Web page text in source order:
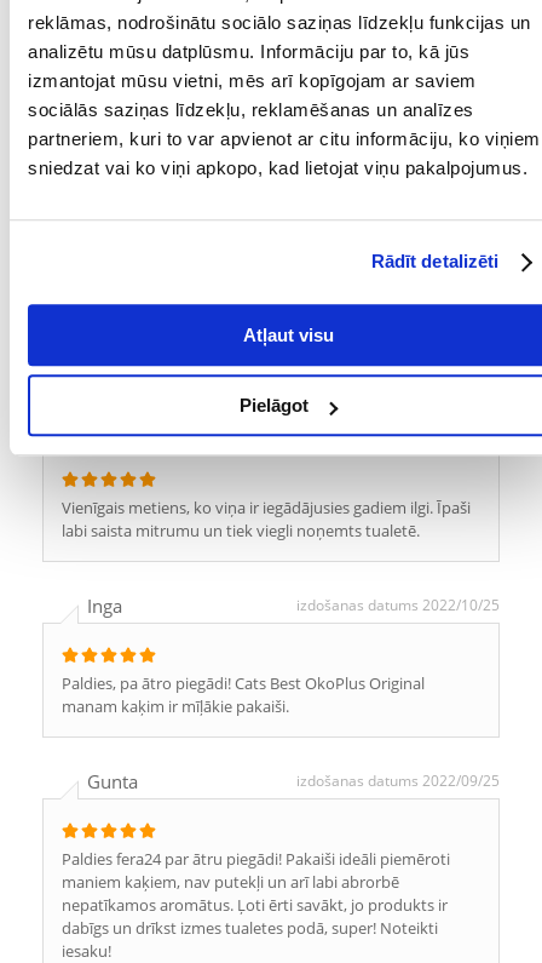
reklāmas, nodrošinātu sociālo saziņas līdzekļu funkcijas un
analizētu mūsu datplūsmu. Informāciju par to, kā jūs
izmantojat mūsu vietni, mēs arī kopīgojam ar saviem
sociālās saziņas līdzekļu, reklamēšanas un analīzes
partneriem, kuri to var apvienot ar citu informāciju, ko viņiem
sniedzat vai ko viņi apkopo, kad lietojat viņu pakalpojumus.
Rādīt detalizēti
Atļaut visu
Pielāgot
ir svarīgi kaķiem. Pērku tos Fera24, jo tikai Fera24 piedāvā
vislabāko cenu. Paldies!
Lidia izdošanas datums 2022/11/03
Vienīgais metiens, ko viņa ir iegādājusies gadiem ilgi. Īpaši
labi saista mitrumu un tiek viegli noņemts tualetē.
Inga izdošanas datums 2022/10/25
Paldies, pa ātro piegādi! Cats Best OkoPlus Original
manam kaķim ir mīļākie pakaiši.
Gunta izdošanas datums 2022/09/25
Paldies fera24 par ātru piegādi! Pakaiši ideāli piemēroti
maniem kaķiem, nav putekļi un arī labi abrorbē
nepatīkamos aromātus. Ļoti ērti savākt, jo produkts ir
dabīgs un drīkst izmes tualetes podā, super! Noteikti
iesaku!